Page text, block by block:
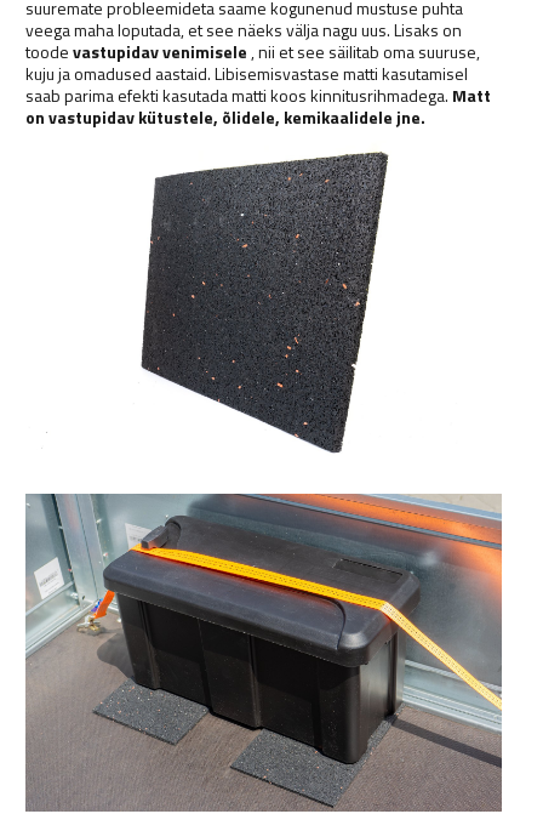
suuremate probleemideta saame kogunenud mustuse puhta
veega maha loputada, et see näeks välja nagu uus. Lisaks on
toodevastupidav venimisele, nii et see säilitab oma suuruse,
kuju ja omadused aastaid. Libisemisvastase matti kasutamisel
saab parima efekti kasutada matti koos kinnitusrihmadega. Matt
on vastupidav kütustele, õlidele, kemikaalidele jne.